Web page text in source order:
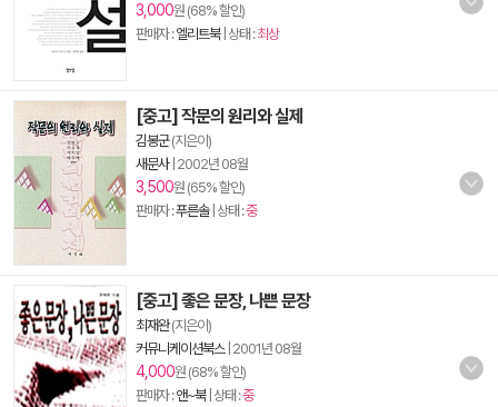
3,000원 (68% 할인)
판매자 :엘리트북| 상태 :최상
[중고] 작문의 원리와 실제
김봉군(지은이)
새문사| 2002년 08월
3,500원 (65% 할인)
판매자 :푸른솔| 상태 :중
[중고] 좋은 문장, 나쁜 문장
최재완(지은이)
커뮤니케이션북스| 2001년 08월
4,000원 (68% 할인)
판매자 :앤~북| 상태 :중